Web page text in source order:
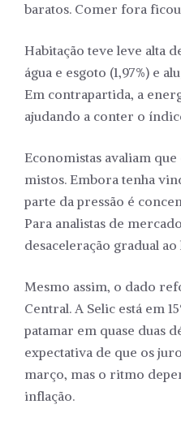
baratos. Comer fora
Habitação teve leve alta
água e esgoto (1,97%) e
Em contrapartida, a
ajudando a conter o
Economistas avaliam
mistos. Embora tenha
parte da pressão é
Para analistas de
desaceleração gradual
Mesmo assim, o dado
Central. A Selic está em
patamar em quase duas
expectativa de que os
março, mas o ritmo
inflação.